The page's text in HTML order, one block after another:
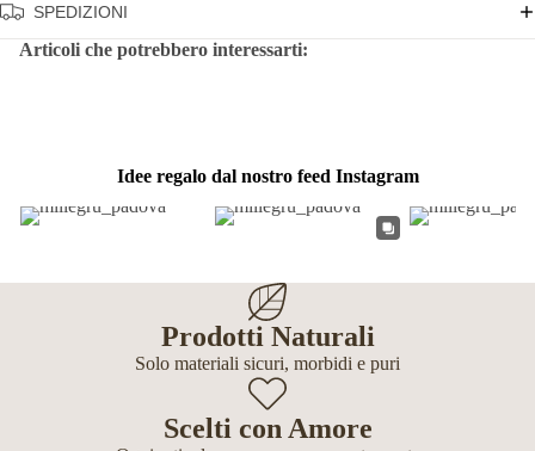
SPEDIZIONI
Articoli che potrebbero interessarti:
Idee regalo dal nostro feed Instagram
Prodotti Naturali
Solo materiali sicuri, morbidi e puri
Scelti con Amore